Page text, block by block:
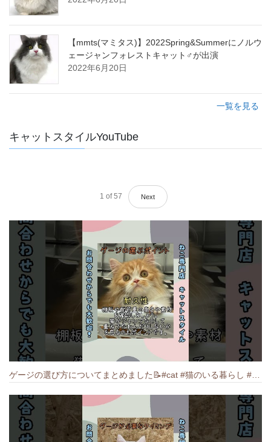
【mmts(マミタス)】2022Spring&Summerにノルウ
ェージャンフォレストキャット♂が出演
2022年6月20日
一覧を見る
キャットスタイルYouTube
1 of 57 Next